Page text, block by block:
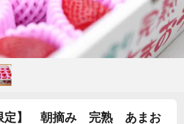
限定】 朝摘み 完熟 あまお